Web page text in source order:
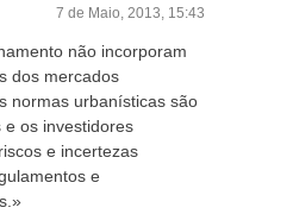
7 de Maio, 2013, 15:43
não incorporam
dos mercados
normas urbanísticas são
e os investidores
e incertezas
e